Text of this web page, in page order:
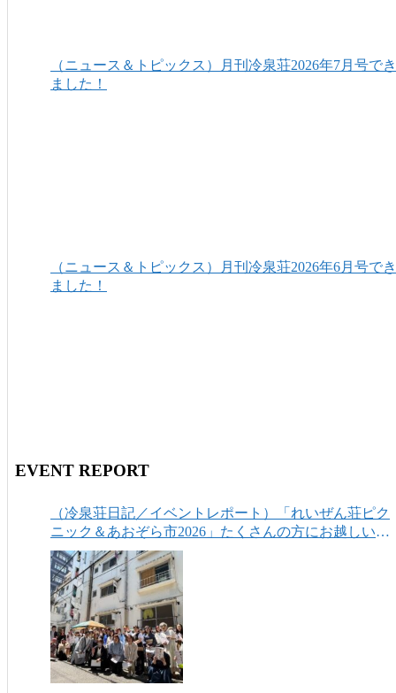
（ニュース＆トピックス）月刊冷泉荘2026年7月号でき
ました！
（ニュース＆トピックス）月刊冷泉荘2026年6月号でき
ました！
EVENT REPORT
（冷泉荘日記／イベントレポート）「れいぜん荘ピク
ニック＆あおぞら市2026」たくさんの方にお越しいた
だき、ありがとうございました！